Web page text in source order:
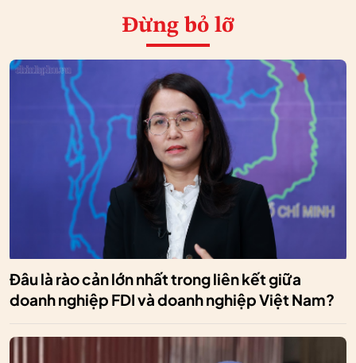
Đừng bỏ lỡ
Đâu là rào cản lớn nhất trong liên kết giữa
doanh nghiệp FDI và doanh nghiệp Việt Nam?